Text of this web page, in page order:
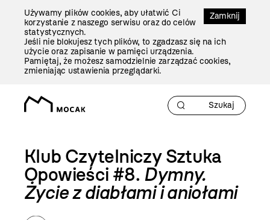
Zamknij
Używamy plików cookies, aby ułatwić Ci
korzystanie z naszego serwisu oraz do celów
statystycznych.
Jeśli nie blokujesz tych plików, to zgadzasz się na ich
użycie oraz zapisanie w pamięci urządzenia.
Pamiętaj, że możesz samodzielnie zarządzać cookies,
zmieniając ustawienia przeglądarki.
Klub Czytelniczy Sztuka
Opowieści #8. Dymny.
Życie z diabłami i aniołami